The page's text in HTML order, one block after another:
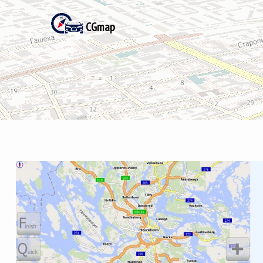
CGmap